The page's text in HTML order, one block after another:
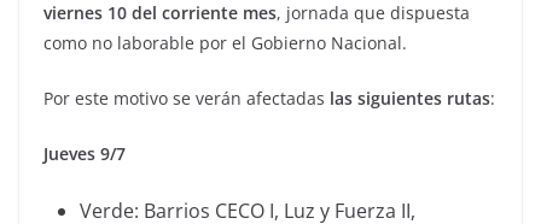
viernes 10 del corriente mes, jornada que dispuesta
como no laborable por el Gobierno Nacional.
Por este motivo se verán afectadas las siguientes rutas:
Jueves 9/7
Verde: Barrios CECO I, Luz y Fuerza II,